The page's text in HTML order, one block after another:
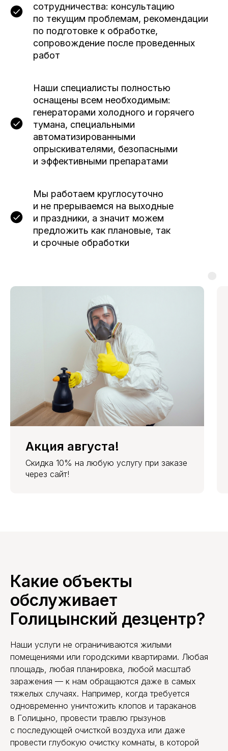
сотрудничества: консультацию
по текущим проблемам, рекомендации
по подготовке к обработке,
сопровождение после проведенных
работ
Наши специалисты полностью
оснащены всем необходимым:
генераторами холодного и горячего
тумана, специальными
автоматизированными
опрыскивателями, безопасными
и эффективными препаратами
Мы работаем круглосуточно
и не прерываемся на выходные
и праздники, а значит можем
предложить как плановые, так
и срочные обработки
Акция августа!
Скидка 10% на любую услугу при заказе
через сайт!
Какие объекты
обслуживает
Голицынский дезцентр?
Наши услуги не ограничиваются жилыми
помещениями или городскими квартирами. Любая
площадь, любая планировка, любой масштаб
заражения — к нам обращаются даже в самых
тяжелых случаях. Например, когда требуется
одновременно уничтожить клопов и тараканов
в Голицыно, провести травлю грызунов
с последующей очисткой воздуха или даже
провести глубокую очистку комнаты, в которой